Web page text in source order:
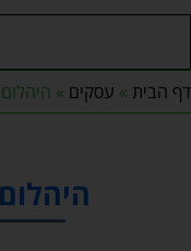
דף הבית » עסקים »